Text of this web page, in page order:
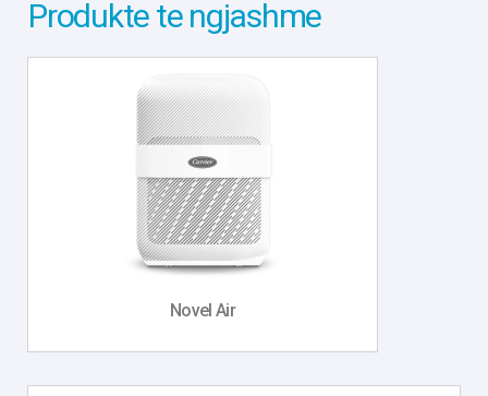
Produkte te ngjashme
Novel Air